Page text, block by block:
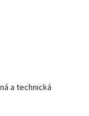
a technická